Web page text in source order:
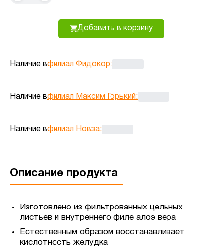
Добавить в корзину
Наличие вфилиал Фидокор:
Наличие вфилиал Максим Горький:
Наличие вфилиал Новза:
Описание продукта
Изготовлено из фильтрованных цельных
листьев и внутреннего филе алоэ вера
Естественным образом восстанавливает
кислотность желудка